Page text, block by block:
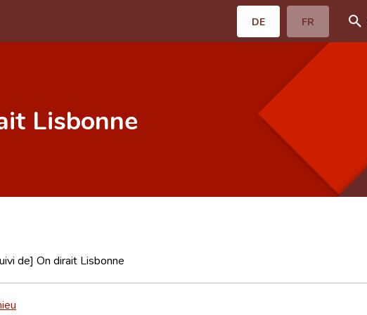
DE FR
Lisbonne
de] On dirait Lisbonne